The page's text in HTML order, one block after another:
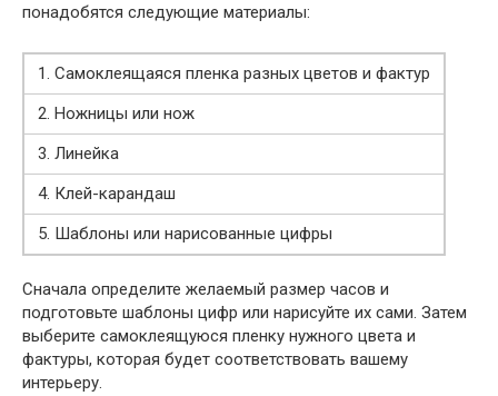
понадобятся следующие материалы:
1. Самоклеящаяся пленка разных цветов и фактур
2. Ножницы или нож
3. Линейка
4. Клей-карандаш
5. Шаблоны или нарисованные цифры
Сначала определите желаемый размер часов и
подготовьте шаблоны цифр или нарисуйте их сами. Затем
выберите самоклеящуюся пленку нужного цвета и
фактуры, которая будет соответствовать вашему
интерьеру.